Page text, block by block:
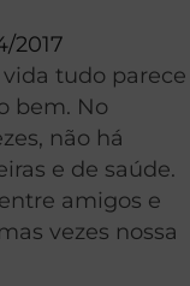
2017
tudo parece
bem. No
não há
e de saúde.
amigos e
vezes nossa